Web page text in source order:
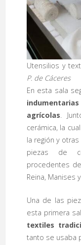
Utensilios y
P. de Cáceres
En esta sala
agrícolas.
cerámica, la
la región y
piezas de
procedentes
Reina, Manises
Una de las
esta primera
textiles
tanto se usaba